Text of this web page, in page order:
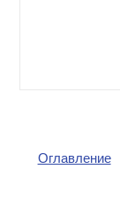
Оглавление